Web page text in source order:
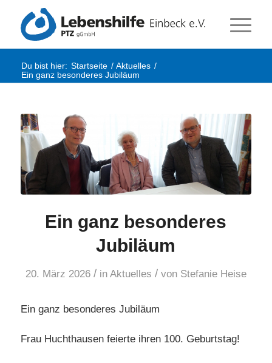
Du bist hier: Startseite / Aktuelles /
Ein ganz besonderes Jubiläum
Ein ganz besonderes
Jubiläum
20. März 2026 / in Aktuelles / von Stefanie Heise
Ein ganz besonderes Jubiläum
Frau Huchthausen feierte ihren 100. Geburtstag!